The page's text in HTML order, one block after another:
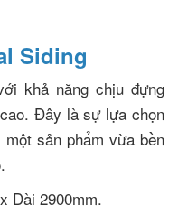
Siding
khả năng chịu đựng
Đây là sự lựa chọn
sản phẩm vừa bền
Dài 2900mm.